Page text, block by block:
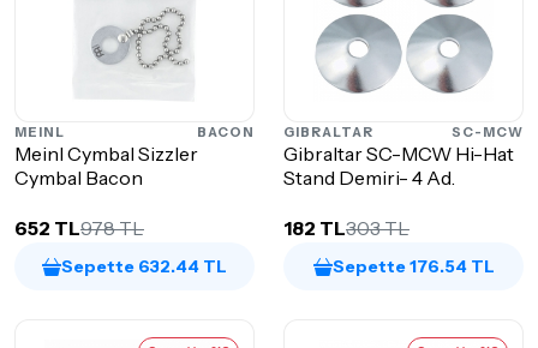
MEINL BACON
Meinl Cymbal Sizzler
Cymbal Bacon
652 TL978 TL
Sepette 632.44 TL
GIBRALTAR SC-MCW
Gibraltar SC-MCW Hi-Hat
Stand Demiri- 4 Ad.
182 TL303 TL
Sepette 176.54 TL